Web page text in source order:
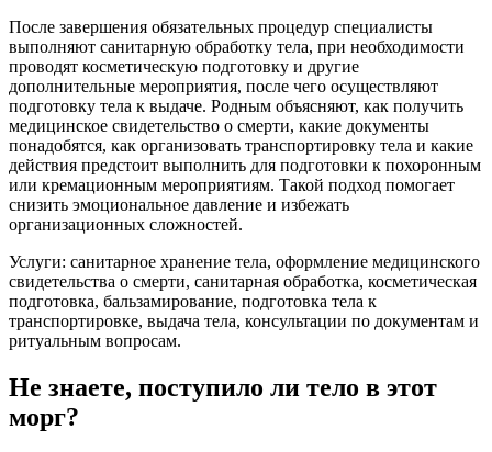
После завершения обязательных процедур специалисты
выполняют санитарную обработку тела, при необходимости
проводят косметическую подготовку и другие
дополнительные мероприятия, после чего осуществляют
подготовку тела к выдаче. Родным объясняют, как получить
медицинское свидетельство о смерти, какие документы
понадобятся, как организовать транспортировку тела и какие
действия предстоит выполнить для подготовки к похоронным
или кремационным мероприятиям. Такой подход помогает
снизить эмоциональное давление и избежать
организационных сложностей.
Услуги: санитарное хранение тела, оформление медицинского
свидетельства о смерти, санитарная обработка, косметическая
подготовка, бальзамирование, подготовка тела к
транспортировке, выдача тела, консультации по документам и
ритуальным вопросам.
Не знаете, поступило ли тело в этот
морг?